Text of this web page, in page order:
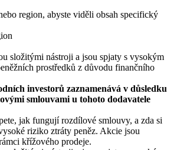
region, abyste viděli obsah specifický
složitými nástroji a jsou spjaty s vysokým
prostředků z důvodu finančního
investorů zaznamenává v důsledku
smlouvami u tohoto dodavatele
jak fungují rozdílové smlouvy, a zda si
riziko ztráty peněz. Akcie jsou
křížového prodeje.